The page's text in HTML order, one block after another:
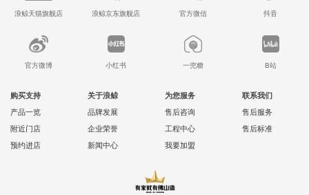
浪鲸天猫旗舰店 浪鲸京东旗舰店 官方微信 抖音
官方微博 小红书 一兜糖 B站
购买支持
产品一览
附近门店
预约进店
关于浪鲸
品牌发展
企业荣誉
新闻中心
为您服务
售后咨询
工程中心
我要加盟
联系我们
售后服务
售后标准